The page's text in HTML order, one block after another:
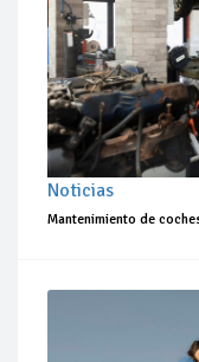
Noticias
Mantenimiento de